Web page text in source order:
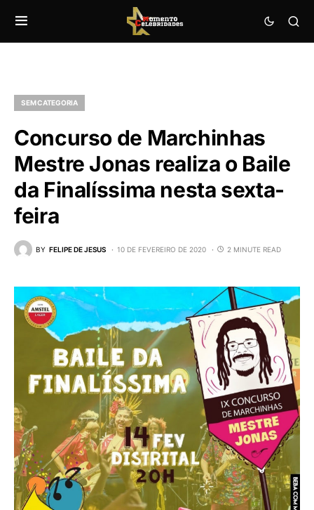
SEM CATEGORIA
Concurso de Marchinhas
Mestre Jonas realiza o Baile
da Finalíssima nesta sexta-
feira
BY FELIPE DE JESUS 10 DE FEVEREIRO DE 2020 2 MINUTE READ